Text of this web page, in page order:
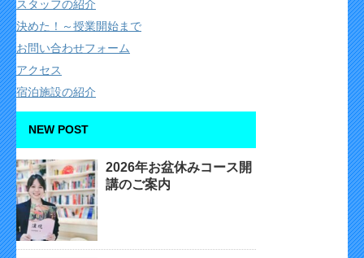
スタッフの紹介
決めた！～授業開始まで
お問い合わせフォーム
アクセス
宿泊施設の紹介
NEW POST
2026年お盆休みコース開
講のご案内